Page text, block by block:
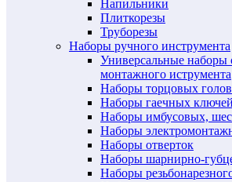
Напильники
Плиткорезы
Труборезы
Наборы ручного инструмента
Универсальные наборы
монтажного иструмента
Наборы торцовых
Наборы гаечных ключей
Наборы имбусовых,
Наборы
Наборы отверток
Наборы шарнирно-
Наборы